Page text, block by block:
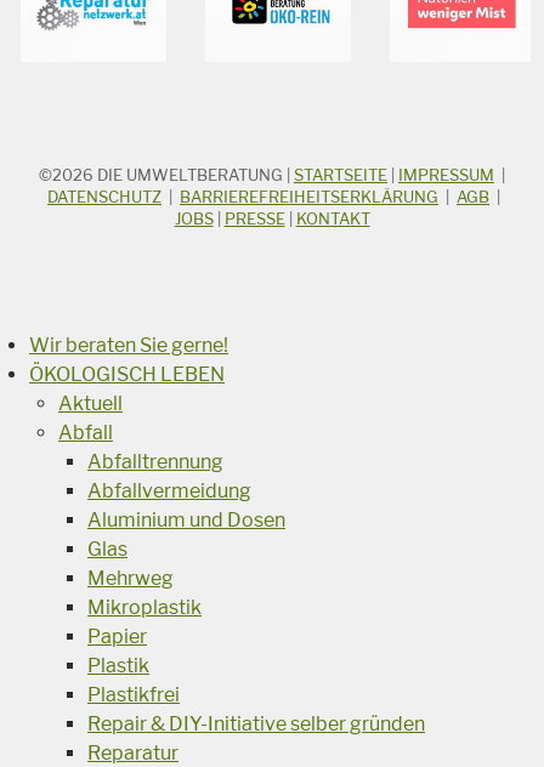
STICHWORTSUCHE
Suchbegriff
©2026 DIE UMWELTBERATUNG STARTSEITE IMPRESSUM
DATENSCHUTZ
BARRIEREFREIHEITSERKLÄRUNG AGB
JOBS| PRESSE| KONTAKT
Wir beraten Sie gerne!
ÖKOLOGISCH LEBEN
Aktuell
Abfall
Abfalltrennung
Abfallvermeidung
Aluminium und Dosen
Glas
Mehrweg
Mikroplastik
Papier
Plastik
Plastikfrei
Repair & DIY-Initiative selber gründen
Reparatur